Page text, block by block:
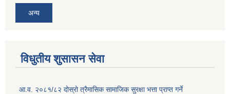
अन्य
विधुतीय शुसासन सेवा
आ.व. २०८१/८२ दोस्रो त्रैमासिक सामाजिक सुरक्षा भत्ता प्राप्त गर्ने